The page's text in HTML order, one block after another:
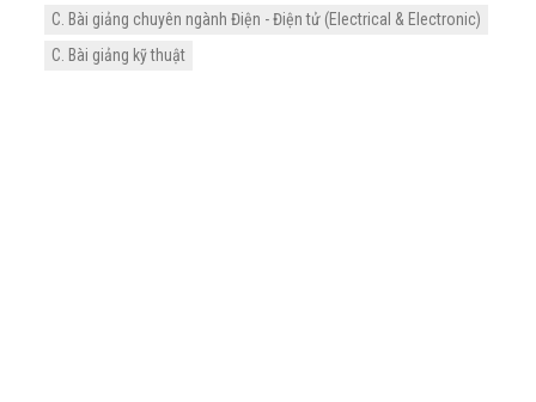
C. Bài giảng chuyên ngành Điện - Điện tử (Electrical & Electronic)
C. Bài giảng kỹ thuật